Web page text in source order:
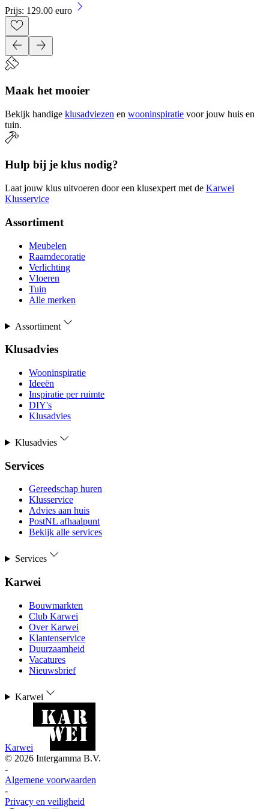
Prijs: 129.00 euro
Maak het mooier
Bekijk handige klusadviezen en wooninspiratie voor jouw huis en
tuin.
Hulp bij je klus nodig?
Laat jouw klus uitvoeren door een klusexpert met de Karwei
Klusservice
Assortiment
Meubelen
Raamdecoratie
Verlichting
Vloeren
Tuin
Alle merken
Assortiment
Klusadvies
Wooninspiratie
Ideeën
Inspiratie per ruimte
DIY's
Klusadvies
Klusadvies
Services
Gereedschap huren
Klusservice
Advies aan huis
PostNL afhaalpunt
Bekijk alle services
Services
Karwei
Bouwmarkten
Club Karwei
Over Karwei
Klantenservice
Duurzaamheid
Vacatures
Nieuwsbrief
Karwei
Karwei
© 2026 Intergamma B.V.
-
Algemene voorwaarden
-
Privacy en veiligheid